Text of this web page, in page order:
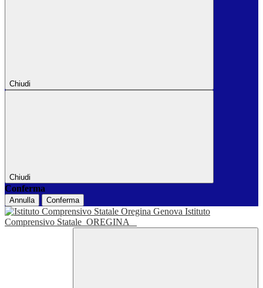
Chiudi
Chiudi
Conferma
Annulla Conferma
Istituto
Comprensivo Statale OREGINA